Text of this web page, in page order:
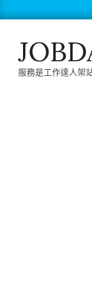
to
服務是工作達人